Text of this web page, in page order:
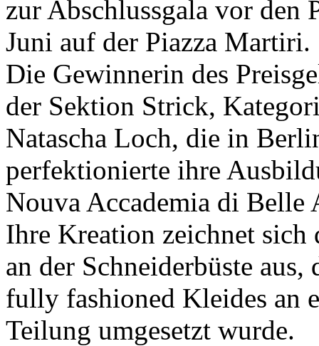
zur Abschlussgala vor den
Juni auf der Piazza Martiri.
Die Gewinnerin des
der Sektion Strick,
Natascha Loch, die in
perfektionierte ihre
Nouva Accademia di
Ihre Kreation zeichnet
an der Schneiderbüste
fully fashioned Kleides an
Teilung umgesetzt wurde.